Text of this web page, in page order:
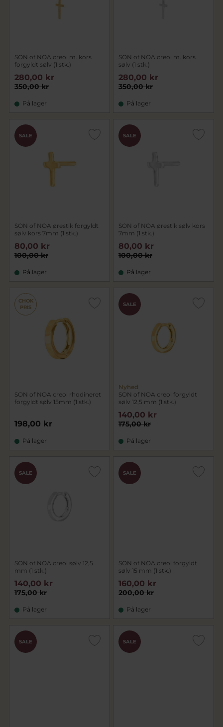
SON of NOA creol m. kors
forgyldt sølv (1 stk.)
350,00 kr
280,00 kr
På lager
SON of NOA creol m. kors
sølv (1 stk.)
350,00 kr
280,00 kr
På lager
SALE
SON of NOA ørestik forgyldt
sølv kors 7mm (1 stk.)
100,00 kr
80,00 kr
På lager
SALE
SON of NOA ørestik sølv kors
7mm (1 stk.)
100,00 kr
80,00 kr
På lager
CHOK
PRIS
SON of NOA creol rhodineret
forgyldt sølv 15mm (1 stk.)
198,00 kr
På lager
SALE
Nyhed
SON of NOA creol forgyldt
sølv 12,5 mm (1 stk.)
175,00 kr
140,00 kr
På lager
SALE
SON of NOA creol sølv 12,5
mm (1 stk.)
175,00 kr
140,00 kr
På lager
SALE
SON of NOA creol forgyldt
sølv 15 mm (1 stk.)
200,00 kr
160,00 kr
På lager
SALE SALE